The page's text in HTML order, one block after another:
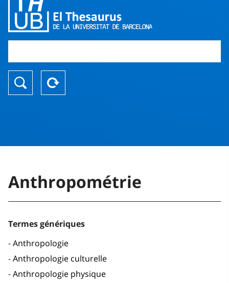
Anthropométrie
Termes génériques
Anthropologie
Anthropologie culturelle
Anthropologie physique